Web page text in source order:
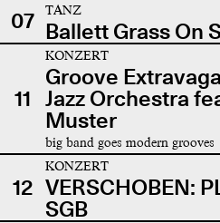
07
TANZ
Ballett Grass On
11
KONZERT
Groove
Jazz Orchestra
Muster
big band goes modern grooves
12
KONZERT
VERSCHOBEN:
SGB